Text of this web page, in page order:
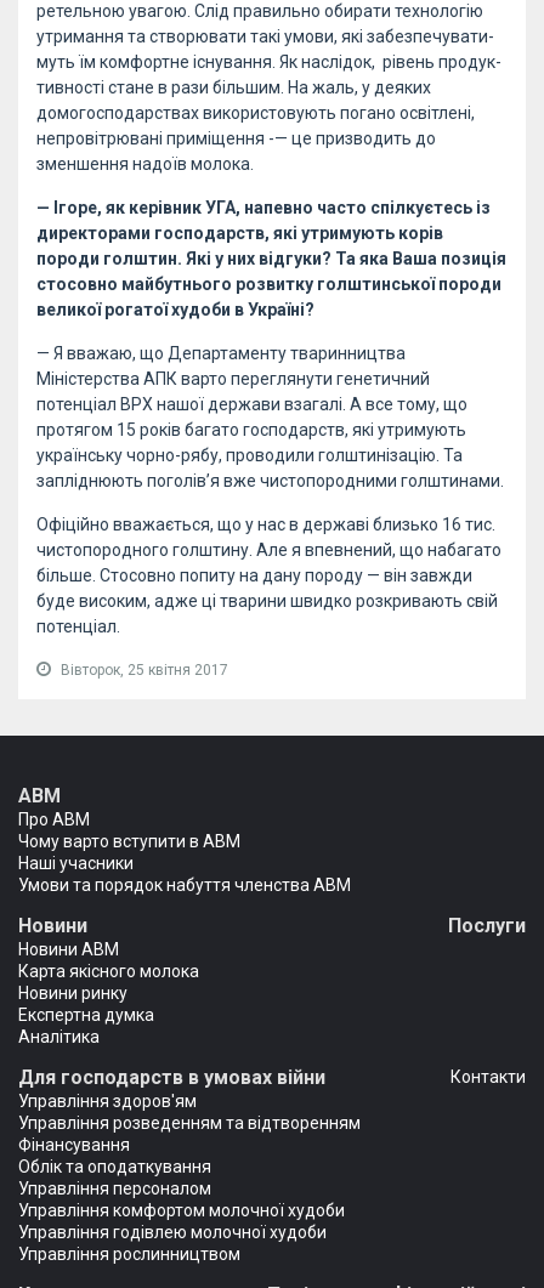
ретельною увагою. Слід правильно обирати технологію
утримання та ство­рю­ва­ти такі умо­­ви, які за­без­пе­чу­ва­ти­
муть їм ком­форт­не існу­ван­ня. Як наслідок, рівень про­дук­
тив­ності стане в рази більшим. На жаль, у деяких
домогосподарствах використовують погано освітлені,
непровітрювані приміщення -— це призводить до
зменшення надоїв молока.
— Ігоре, як керівник УГА, напевно часто спілкуєтесь із
директорами господарств, які утримують корів
породи голштин. Які у них відгуки? Та яка Ваша позиція
стосовно майбутнього розвитку голштинської породи
великої рогатої худоби в Україні?
— Я вважаю, що Департаменту тваринництва
Міністерства АПК варто переглянути генетичний
потенціал ВРХ нашої держави взагалі. А все тому, що
протягом 15 років багато господарств, які утримують
українську чорно-рябу, проводили голштинізацію. Та
запліднюють поголів’я вже чистопородними голштинами.
Офіційно вважається, що у нас в державі близько 16 тис.
чистопородного голштину. Але я впевнений, що набагато
більше. Стосовно попиту на дану породу — він завжди
буде високим, адже ці тварини швидко розкривають свій
потенціал.
Вівторок, 25 квітня 2017
АВМ
Про АВМ
Чому варто вступити в АВМ
Наші учасники
Умови та порядок набуття членства АВМ
Новини
Новини АВМ
Карта якісного молока
Новини ринку
Експертна думка
Аналітика
Послуги
Для господарств в умовах війни
Управління здоров'ям
Управління розведенням та відтворенням
Фінансування
Облік та оподаткування
Управління персоналом
Управління комфортом молочної худоби
Управління годівлею молочної худоби
Управління рослинництвом
Контакти